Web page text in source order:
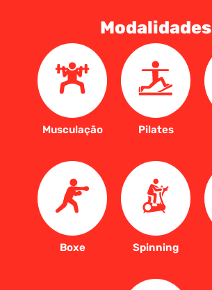
Modalidades
Musculação Pilates
Boxe Spinning